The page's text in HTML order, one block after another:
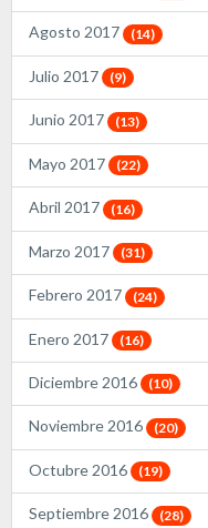
Agosto 2017 (14)
Julio 2017 (9)
Junio 2017 (13)
Mayo 2017 (22)
Abril 2017 (16)
Marzo 2017 (31)
Febrero 2017 (24)
Enero 2017 (16)
Diciembre 2016 (10)
Noviembre 2016 (20)
Octubre 2016 (19)
Septiembre 2016 (28)